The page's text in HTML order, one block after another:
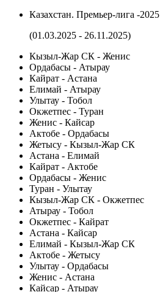
Казахстан. Премьер-лига -2025
(01.03.2025 - 26.11.2025)
Кызыл-Жар СК - Женис
Ордабасы - Атырау
Кайрат - Астана
Елимай - Атырау
Улытау - Тобол
Окжетпес - Туран
Женис - Кайсар
Актобе - Ордабасы
Жетысу - Кызыл-Жар СК
Астана - Елимай
Кайрат - Актобе
Ордабасы - Женис
Туран - Улытау
Кызыл-Жар СК - Окжетпес
Атырау - Тобол
Окжетпес - Кайрат
Астана - Кайсар
Елимай - Кызыл-Жар СК
Актобе - Жетысу
Улытау - Ордабасы
Женис - Астана
Кайсар - Атырау